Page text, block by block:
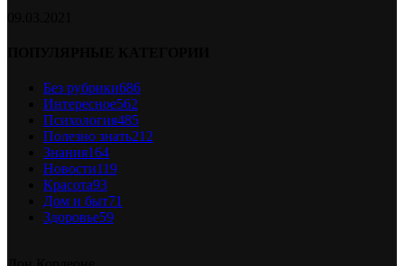
Без рубрики686
Интересное562
Психология485
Полезно знать212
Знания164
Новости119
Красота93
Дом и быт71
Здоровье59